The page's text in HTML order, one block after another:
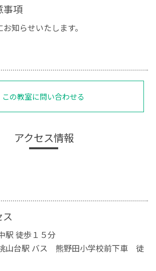
事項
知らせいたします。
この教室に問い合わせる
アクセス情報
駅 徒歩１５分
山台駅 バス 熊野田小学校前下車 徒